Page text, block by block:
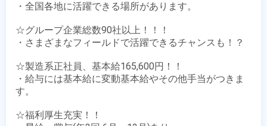
・全国各地に活躍できる場所があります。
☆グループ企業総数90社以上！！！
・さまざまなフィールドで活躍できるチャンスも！？
☆製造系正社員、基本給165,600円！！
・給与には基本給に変動基本給やその他手当がつきま
す。
☆福利厚生充実！！